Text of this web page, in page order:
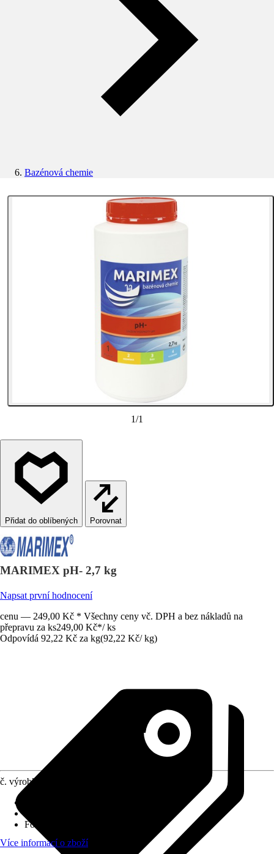
Bazénová chemie
1/1
Porovnat
MARIMEX pH- 2,7 kg
Napsat první hodnocení
cenu — 249,00 Kč * Všechny ceny vč. DPH a bez nákladů na
přepravu za ks249,00 Kč*/ ks
Odpovídá 92,22 Kč za kg(92,22 Kč/ kg)
č. výrobku
Forma
Více informací o zboží